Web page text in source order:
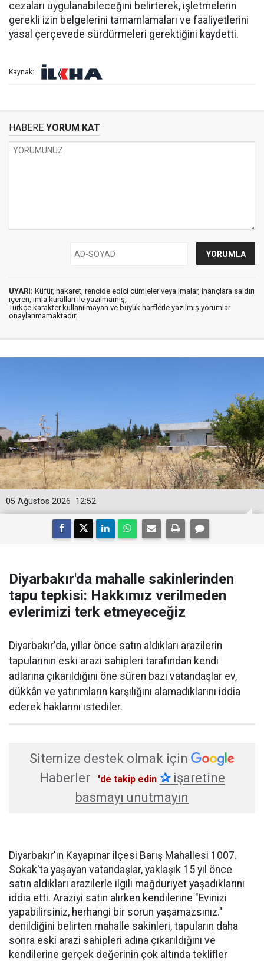
cezaları uygulanabileceğini belirterek, işletmelerin
gerekli izin belgelerini tamamlamaları ve faaliyetlerini
yasal çerçevede sürdürmeleri gerektiğini kaydetti.
Kaynak:
HABERE YORUM KAT
UYARI: Küfür, hakaret, rencide edici cümleler veya imalar, inançlara saldırı
içeren, imla kuralları ile yazılmamış,
Türkçe karakter kullanılmayan ve büyük harflerle yazılmış yorumlar
onaylanmamaktadır.
12:52
05 Ağustos 2026
Diyarbakır'da mahalle sakinlerinden
tapu tepkisi: Hakkımız verilmeden
evlerimizi terk etmeyeceğiz
Diyarbakır'da, yıllar önce satın aldıkları arazilerin
tapularının eski arazi sahipleri tarafından kendi
adlarına çıkarıldığını öne süren bazı vatandaşlar ev,
dükkân ve yatırımların karşılığını alamadıklarını iddia
ederek haklarını istediler.
Sitemize destek olmak için
Haberler
'de takip edin ✰işaretine
basmayı unutmayın
Diyarbakır'ın Kayapınar ilçesi Barış Mahallesi 1007.
Sokak'ta yaşayan vatandaşlar, yaklaşık 15 yıl önce
satın aldıkları arazilerle ilgili mağduriyet yaşadıklarını
iddia etti. Araziyi satın alırken kendilerine "Evinizi
yapabilirsiniz, herhangi bir sorun yaşamazsınız."
denildiğini belirten mahalle sakinleri, tapuların daha
sonra eski arazi sahipleri adına çıkarıldığını ve
kendilerine gerçek değerinin çok altında teklifler